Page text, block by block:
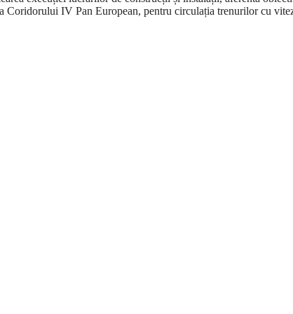
Coridorului IV Pan European, pentru circulația trenurilor cu